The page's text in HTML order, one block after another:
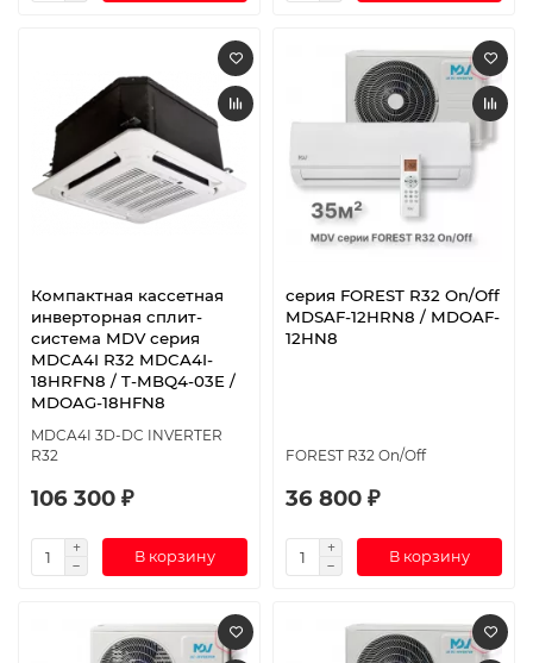
Компактная кассетная
инверторная сплит-
система MDV серия
MDCA4I R32 MDCA4I-
18HRFN8 / T-MBQ4-03E /
MDOAG-18HFN8
MDCA4I 3D-DC INVERTER
R32
106 300 ₽
В корзину
серия FOREST R32 On/Off
MDSAF-12HRN8 / MDOAF-
12HN8
FOREST R32 On/Off
36 800 ₽
В корзину